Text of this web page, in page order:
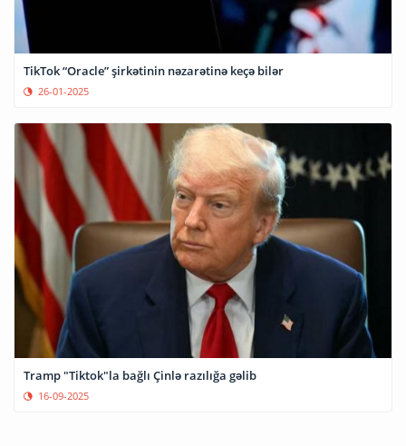
TikTok “Oracle” şirkətinin nəzarətinə keçə bilər
26-01-2025
Tramp "Tiktok"la bağlı Çinlə razılığa gəlib
16-09-2025